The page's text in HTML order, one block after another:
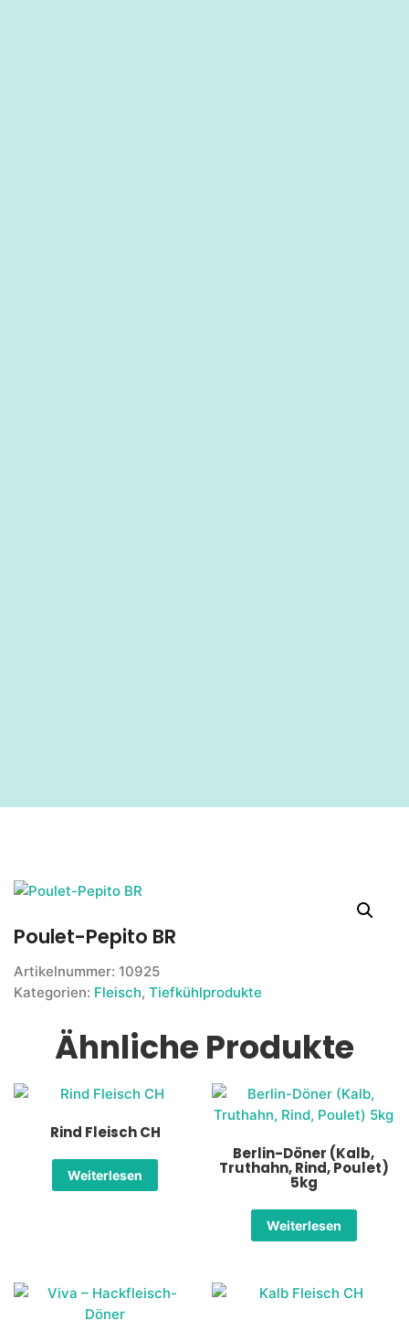
Poulet-Pepito BR
Artikelnummer: 10925
Kategorien: Fleisch, Tiefkühlprodukte
Ähnliche Produkte
Rind Fleisch CH
Weiterlesen
Berlin-Döner (Kalb,
Truthahn, Rind, Poulet)
5kg
Weiterlesen